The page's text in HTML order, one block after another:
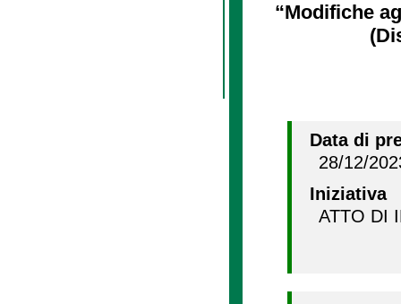
“Modifiche
Data di
28/12/
Iniziativa
ATTO DI